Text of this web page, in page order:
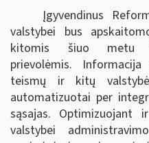
Įgyvendinus
valstybei bus
kitomis šiuo metu
prievolėmis.
teismų ir kitų
automatizuotai per
sąsajas. Optimizuojant
valstybei